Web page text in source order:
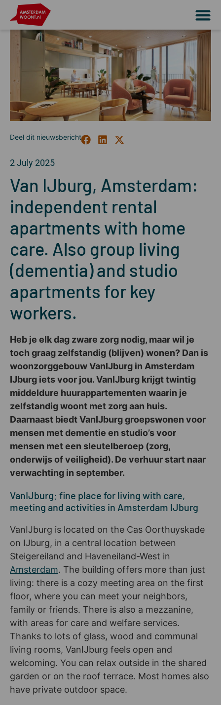
2 July 2025
Van IJburg, Amsterdam:
independent rental
apartments with home
care. Also group living
(dementia) and studio
apartments for key
workers.
Heb je elk dag zware zorg nodig, maar wil je
toch graag zelfstandig (blijven) wonen? Dan is
woonzorggebouw VanIJburg in Amsterdam
IJburg iets voor jou. VanIJburg krijgt twintig
middeldure huurappartementen waarin je
zelfstandig woont met zorg aan huis.
Daarnaast biedt VanIJburg groepswonen voor
mensen met dementie en studio’s voor
mensen met een sleutelberoep (zorg,
onderwijs of veiligheid). De verhuur start naar
verwachting in september.
VanIJburg: fine place for living with care,
meeting and activities in Amsterdam IJburg
VanIJburg is located on the Cas Oorthuyskade
on IJburg, in a central location between
Steigereiland and Haveneiland-West in
Amsterdam. The building offers more than just
living: there is a cozy meeting area on the first
floor, where you can meet your neighbors,
family or friends. There is also a mezzanine,
with areas for care and welfare services.
Thanks to lots of glass, wood and communal
living rooms, VanIJburg feels open and
welcoming. You can relax outside in the shared
garden or on the roof terrace. Most homes also
have private outdoor space.